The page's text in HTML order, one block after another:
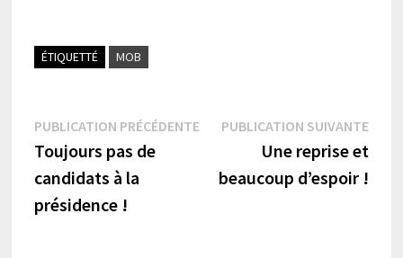
ÉTIQUETTÉ MOB
Navigation
de
l’article
PUBLICATION PRÉCÉDENTEPublication
précédente :
Toujours pas de
candidats à la
présidence !
PUBLICATION SUIVANTE
Une reprise et
beaucoup d’espoir !